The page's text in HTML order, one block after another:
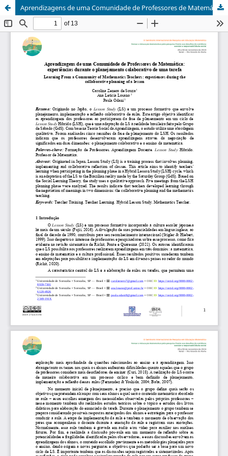
Aprendizagens de uma Comunidade de Professores de Matemática: experiências durante o planejamento colaborativo de uma tarefa